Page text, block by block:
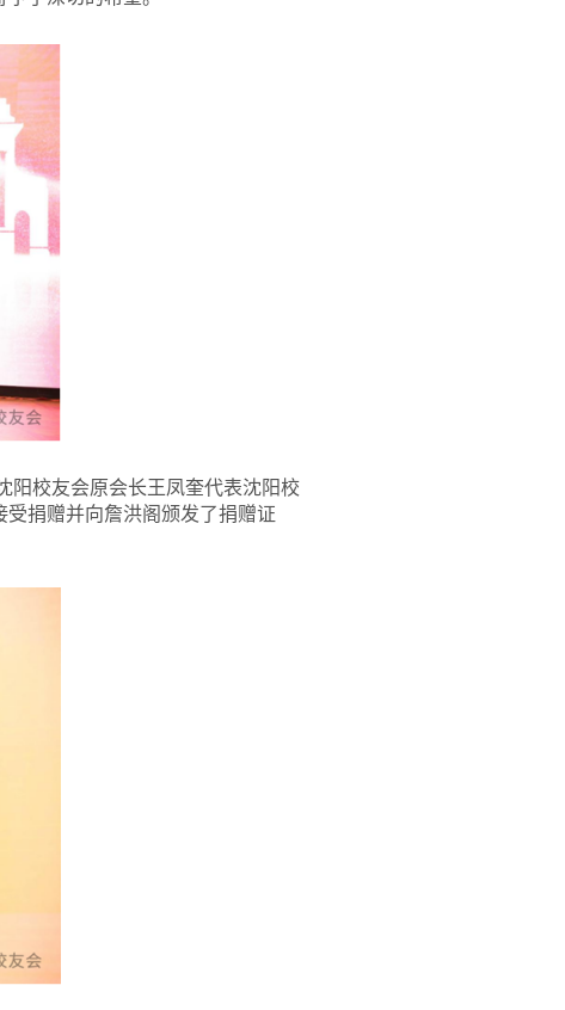
阳校友会原会长王凤奎代表沈阳校
受捐赠并向詹洪阁颁发了捐赠证